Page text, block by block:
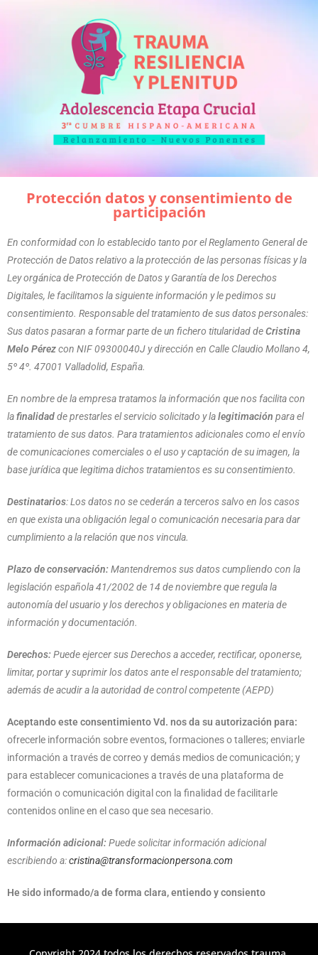
Protección datos y consentimiento de
participación
En conformidad con lo establecido tanto por el Reglamento General de
Protección de Datos relativo a la protección de las personas físicas y la
Ley orgánica de Protección de Datos y Garantía de los Derechos
Digitales, le facilitamos la siguiente información y le pedimos su
consentimiento. Responsable del tratamiento de sus datos personales:
Sus datos pasaran a formar parte de un fichero titularidad deCristina
Melo Pérezcon NIF 09300040J y dirección en Calle Claudio Mollano 4,
5º 4º. 47001 Valladolid, España.
En nombre de la empresa tratamos la información que nos facilita con
lafinalidadde prestarles el servicio solicitado y lalegitimación para el
tratamiento de sus datos. Para tratamientos adicionales como el envío
de comunicaciones comerciales o el uso y captación de su imagen, la
base jurídica que legitima dichos tratamientos es su consentimiento.
Destinatarios: Los datos no se cederán a terceros salvo en los casos
en que exista una obligación legal o comunicación necesaria para dar
cumplimiento a la relación que nos vincula.
Plazo de conservación: Mantendremos sus datos cumpliendo con la
legislación española 41/2002 de 14 de noviembre que regula la
autonomía del usuario y los derechos y obligaciones en materia de
información y documentación.
Derechos: Puede ejercer sus Derechos a acceder, rectificar, oponerse,
limitar, portar y suprimir los datos ante el responsable del tratamiento;
además de acudir a la autoridad de control competente (AEPD)
Aceptando este consentimiento Vd. nos da su autorización para:
ofrecerle información sobre eventos, formaciones o talleres; enviarle
información a través de correo y demás medios de comunicación; y
para establecer comunicaciones a través de una plataforma de
formación o comunicación digital con la finalidad de facilitarle
contenidos online en el caso que sea necesario.
Información adicional: Puede solicitar información adicional
escribiendo a:cristina@transformacionpersona.com
He sido informado/a de forma clara, entiendo y consiento